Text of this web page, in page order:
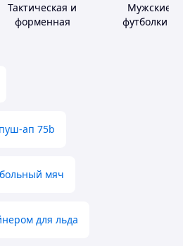
Тактическая и
форменная
Мужские
футболки и
ап 75b
мяч
для льда